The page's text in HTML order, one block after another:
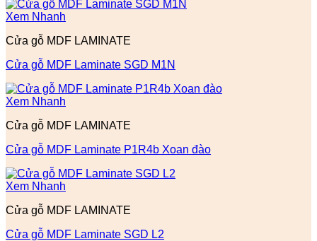
Xem Nhanh
Cửa gỗ MDF LAMINATE
Cửa gỗ MDF Laminate SGD M1N
Xem Nhanh
Cửa gỗ MDF LAMINATE
Cửa gỗ MDF Laminate P1R4b Xoan đào
Xem Nhanh
Cửa gỗ MDF LAMINATE
Cửa gỗ MDF Laminate SGD L2